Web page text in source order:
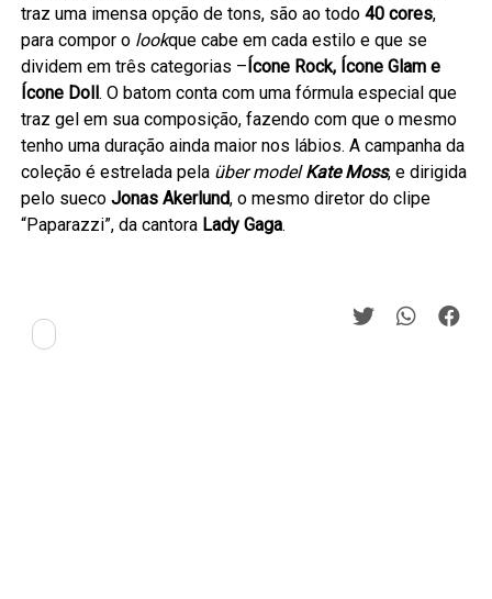
traz uma imensa opção de tons, são ao todo40 cores,
para compor o lookque cabe em cada estilo e que se
dividem em três categorias – Ícone Rock, Ícone Glam e
Ícone Doll. O batom conta com uma fórmula especial que
traz gel em sua composição, fazendo com que o mesmo
tenho uma duração ainda maior nos lábios. A campanha da
coleção é estrelada pela über model Kate Moss, e dirigida
pelo suecoJonas Akerlund, o mesmo diretor do clipe
“Paparazzi”, da cantora Lady Gaga.